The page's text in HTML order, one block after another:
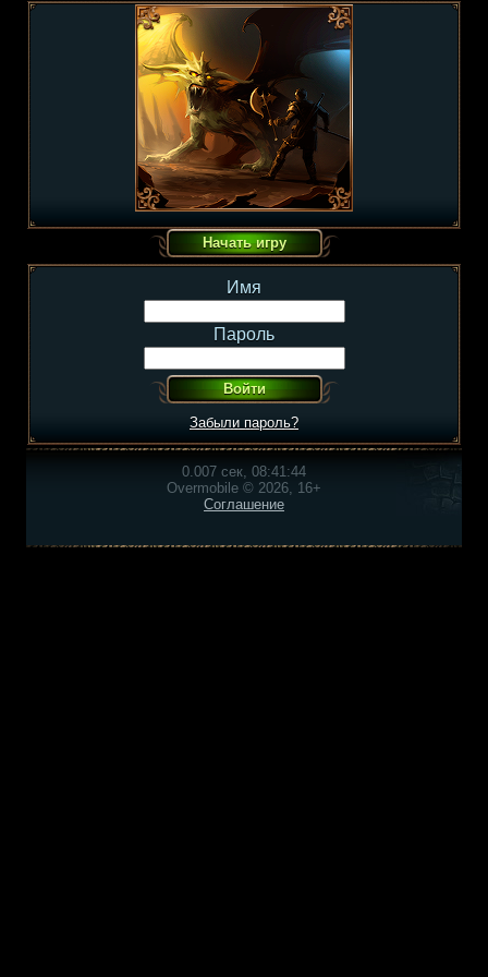
Имя
Пароль
Забыли пароль?
0.007 сек, 08:41:44
Overmobile © 2026, 16+
Соглашение